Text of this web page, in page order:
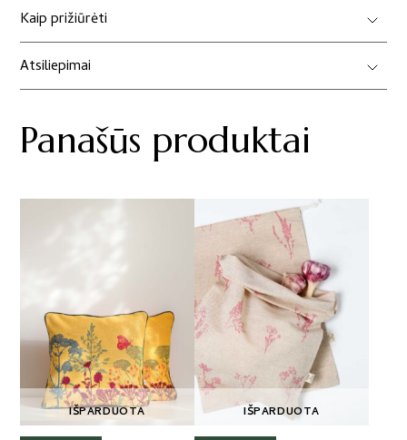
Kaip prižiūrėti
Atsiliepimai
Panašūs produktai
IŠPARDUOTA IŠPARDUOTA